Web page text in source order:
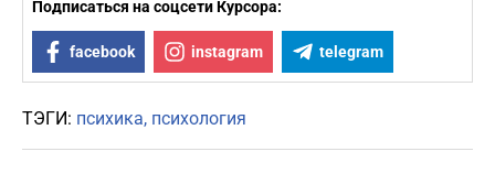
Подписаться на соцсети Курсора:
facebook instagram telegram
ТЭГИ: психика психология